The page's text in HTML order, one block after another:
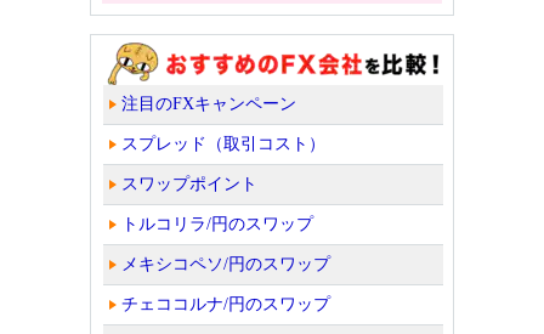
注目のFXキャンペーン
スプレッド（取引コスト）
スワップポイント
トルコリラ/円のスワップ
メキシコペソ/円のスワップ
チェココルナ/円のスワップ